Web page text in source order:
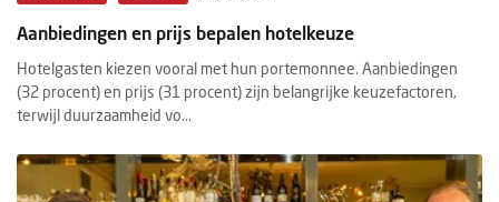
Aanbiedingen en prijs bepalen hotelkeuze
Hotelgasten kiezen vooral met hun portemonnee. Aanbiedingen
(32 procent) en prijs (31 procent) zijn belangrijke keuzefactoren,
terwijl duurzaamheid vo...